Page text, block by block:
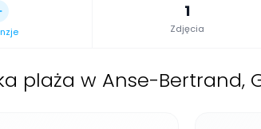
1
Zdjęcia
plaża w Anse-Bertrand,